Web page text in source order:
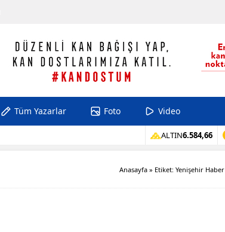
Tüm Yazarlar Foto Video
ALTIN6.584,66
Anasayfa » Etiket: Yenişehir Haber